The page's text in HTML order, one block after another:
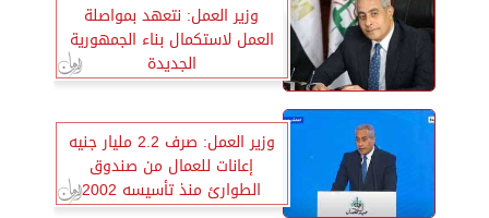
وزير العمل: نتعهد بمواصلة
العمل لاستكمال بناء الجمهورية
الجديدة
وزير العمل: صرف 2.2 مليار جنيه
إعانات للعمال من صندوق
الطوارئ منذ تأسيسه 2002